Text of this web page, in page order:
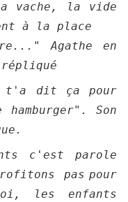
vache, la vide
à la place
Agathe en
répliqué
t'a dit ça pour
Son
c'est parole
pas pour
les enfants